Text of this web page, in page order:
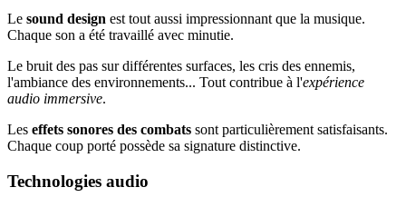
Le sound design est tout aussi impressionnant que la musique.
Chaque son a été travaillé avec minutie.
Le bruit des pas sur différentes surfaces, les cris des ennemis,
l'ambiance des environnements... Tout contribue à l'expérience
audio immersive.
Les effets sonores des combats sont particulièrement satisfaisants.
Chaque coup porté possède sa signature distinctive.
Technologies audio